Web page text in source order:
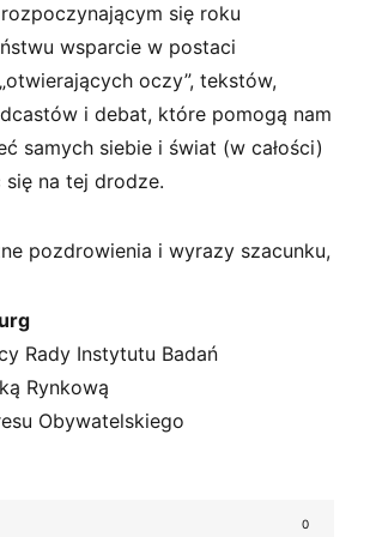
się roku
wsparcie w postaci
oczy”, tekstów,
i debat, które pomogą nam
samych siebie i świat (w całości)
na tej drodze.
pozdrowienia i wyrazy szacunku,
Rady Instytutu Badań
Rynkową
Obywatelskiego
0